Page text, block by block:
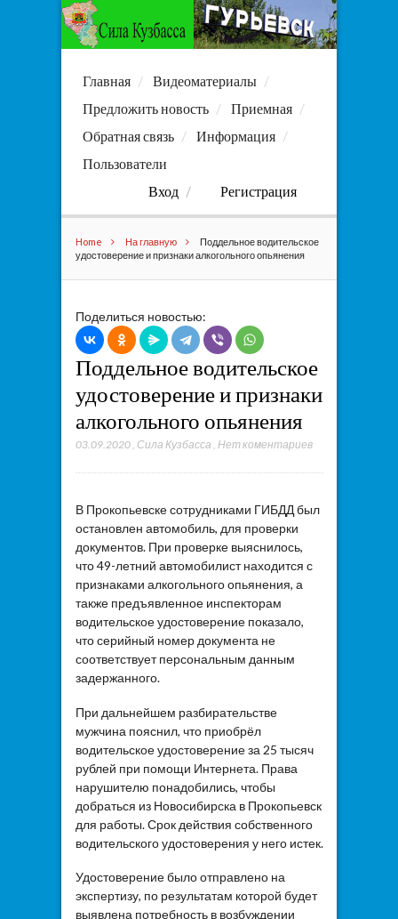
Главная
Видеоматериалы
Предложить новость
Приемная
Обратная связь
Информация
Пользователи
Вход
Регистрация
Home На главную
Поддельное водительское
удостоверение и признаки алкогольного опьянения
Поделиться новостью:
Поддельное водительское
удостоверение и признаки
алкогольного опьянения
03.09.2020, Сила Кузбасса Нет коментариев
В Прокопьевске сотрудниками ГИБДД был
остановлен автомобиль, для проверки
документов. При проверке выяснилось,
что 49-летний автомобилист находится с
признаками алкогольного опьянения, а
также предъявленное инспекторам
водительское удостоверение показало,
что серийный номер документа не
соответствует персональным данным
задержанного.
При дальнейшем разбирательстве
мужчина пояснил, что приобрёл
водительское удостоверение за 25 тысяч
рублей при помощи Интернета. Права
нарушителю понадобились, чтобы
добраться из Новосибирска в Прокопьевск
для работы. Срок действия собственного
водительского удостоверения у него истек.
Удостоверение было отправлено на
экспертизу, по результатам которой будет
выявлена потребность в возбуждении